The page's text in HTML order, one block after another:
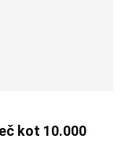
kot 10.000